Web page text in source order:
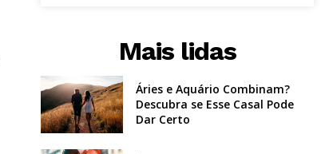
Mais lidas
Áries e Aquário Combinam?
Descubra se Esse Casal Pode
Dar Certo